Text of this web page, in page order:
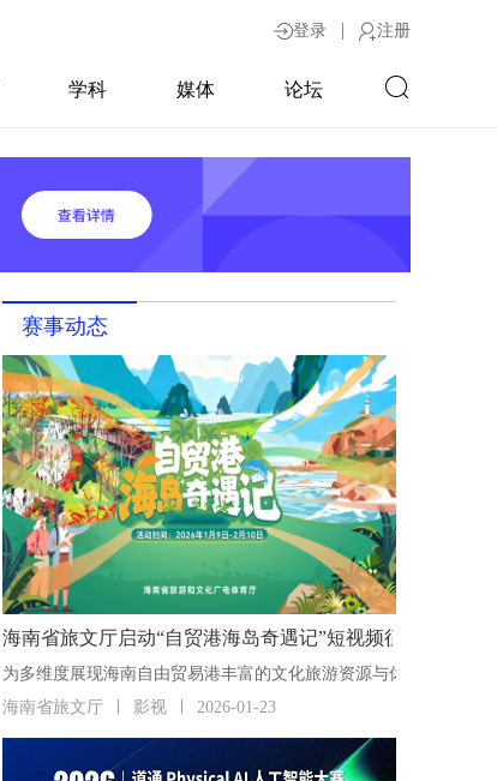
登录 | 注册
学科 媒体 论坛
赛事动态
海南省旅文厅启动“自贸港海岛奇遇记”短视频征集活动
海南省旅文厅 影视 2026-01-23